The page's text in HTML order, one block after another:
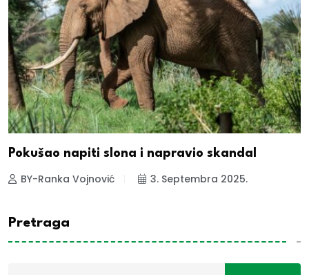
Pokušao napiti slona i napravio skandal
BY-Ranka Vojnović 3. Septembra 2025.
Pretraga